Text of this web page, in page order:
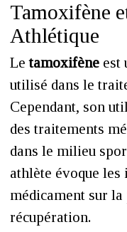
Tamoxifène
Athlétique
Letamoxifène est
utilisé dans le
Cependant, son
des traitements
dans le milieu
athlète évoque
médicament sur
récupération.